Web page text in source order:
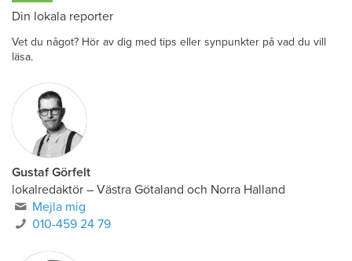
Din lokala reporter
Vet du något? Hör av dig med tips eller synpunkter på vad du vill
läsa.
Gustaf Görfelt
lokalredaktör – Västra Götaland och Norra Halland
Mejla mig
010-459 24 79